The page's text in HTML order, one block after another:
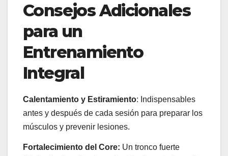
Consejos Adicionales
para un
Entrenamiento
Integral
Calentamiento y Estiramiento: Indispensables
antes y después de cada sesión para preparar los
músculos y prevenir lesiones.
Fortalecimiento del Core: Un tronco fuerte